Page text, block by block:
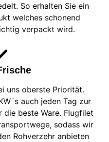
So erhalten Sie ein
welches schonend
verpackt wird.
uns oberste Priorität.
auch jeden Tag zur
die beste Ware. Flugfilet
sodass wir
Rohverzehr anbieten